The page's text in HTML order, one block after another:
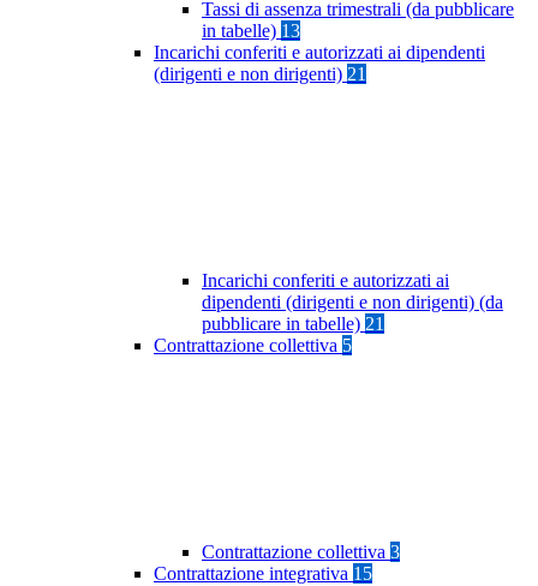
Tassi di assenza trimestrali (da pubblicare
in tabelle) 13
Incarichi conferiti e autorizzati ai dipendenti
(dirigenti e non dirigenti) 21
Incarichi conferiti e autorizzati ai
dipendenti (dirigenti e non dirigenti) (da
pubblicare in tabelle) 21
Contrattazione collettiva 5
Contrattazione collettiva 3
Contrattazione integrativa 15